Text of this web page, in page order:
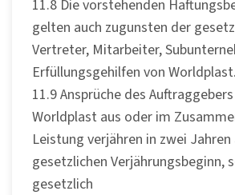
11.8 Die vorstehenden
gelten auch zugunsten der
Vertreter, Mitarbeiter,
Erfüllungsgehilfen von Worldplast.
11.9 Ansprüche des
Worldplast aus oder im
Leistung verjähren in zwei Jahren
gesetzlichen Verjährungsbeginn,
gesetzlich